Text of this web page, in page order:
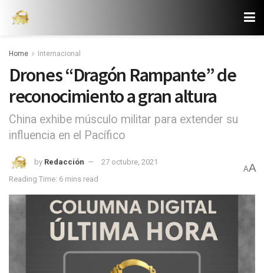
Home Internacional
Drones “Dragón Rampante” de
reconocimiento a gran altura
China exhibe músculo militar para extender su
influencia en el Pacífico
by Redacción
27 octubre, 2021
Reading Time: 6 mins read
AA